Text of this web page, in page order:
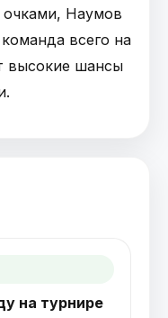
очками, Наумов
всего на
высокие шансы
на турнире